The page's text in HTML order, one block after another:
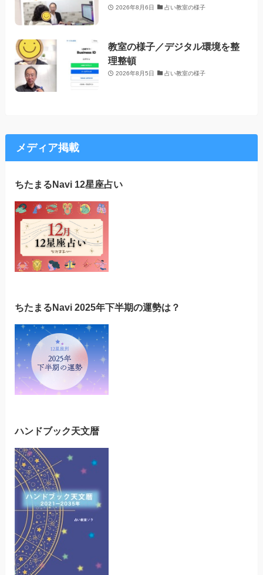
2026年8月6日 占い教室の様子
教室の様子／デジタル環境を整
理整頓
2026年8月5日 占い教室の様子
メディア掲載
ちたまるNavi 12星座占い
ちたまるNavi 2025年下半期の運勢は？
ハンドブック天文暦